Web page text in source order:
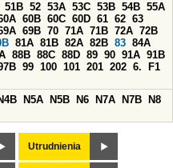
51B 52 53A 53C 53B 54B 55A
60B 60C 60D 61 62 63
69B 70 71A 71B 72A 72B
81A 81B 82A 82B 83 84A
88B 88C 88D 89 90 91A 91B
99 100 101 201 202 6.
F1
N5A N5B N6 N7A N7B
N8
Utrudnienia